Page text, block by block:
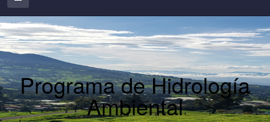
Programa de Hidrología
Ambiental